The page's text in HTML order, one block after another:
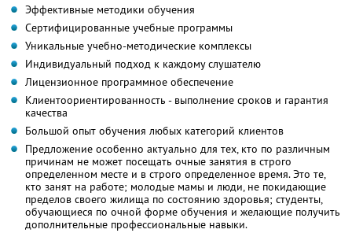
Эффективные методики обучения
Сертифицированные учебные программы
Уникальные учебно-методические комплексы
Индивидуальный подход к каждому слушателю
Лицензионное программное обеспечение
Клиентоориентированность - выполнение сроков и гарантия
качества
Большой опыт обучения любых категорий клиентов
Предложение особенно актуально для тех, кто по различным
причинам не может посещать очные занятия в строго
определенном месте и в строго определенное время. Это те,
кто занят на работе; молодые мамы и люди, не покидающие
пределов своего жилища по состоянию здоровья; студенты,
обучающиеся по очной форме обучения и желающие получить
дополнительные профессиональные навыки.